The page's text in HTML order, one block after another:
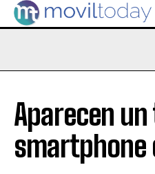
Aparecen
smartphone